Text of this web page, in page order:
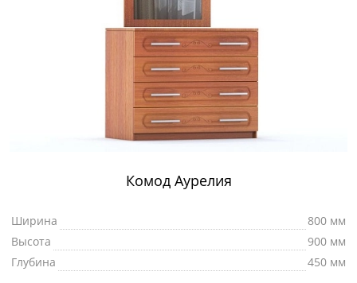
Комод Аурелия
Ширина
800 мм
Высота
900 мм
Глубина
450 мм